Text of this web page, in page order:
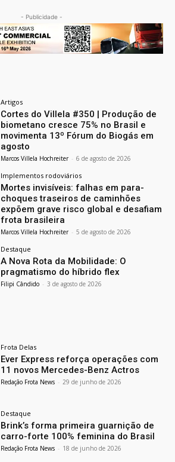
- Publicidade -
Artigos
Cortes do Villela #350 | Produção de
biometano cresce 75% no Brasil e
movimenta 13º Fórum do Biogás em
agosto
Marcos Villela Hochreiter - 6 de agosto de 2026
Implementos rodoviários
Mortes invisíveis: falhas em para-
choques traseiros de caminhões
expõem grave risco global e desafiam
frota brasileira
Marcos Villela Hochreiter - 5 de agosto de 2026
Destaque
A Nova Rota da Mobilidade: O
pragmatismo do híbrido flex
Filipi Cândido - 3 de agosto de 2026
Frota Delas
Ever Express reforça operações com
11 novos Mercedes-Benz Actros
Redação Frota News - 29 de junho de 2026
Destaque
Brink’s forma primeira guarnição de
carro-forte 100% feminina do Brasil
Redação Frota News - 18 de junho de 2026